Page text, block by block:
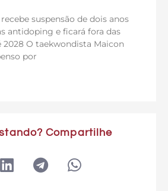
suspensão de dois anos
antidoping e ficará fora das
O taekwondista Maicon
por
Compartilhe